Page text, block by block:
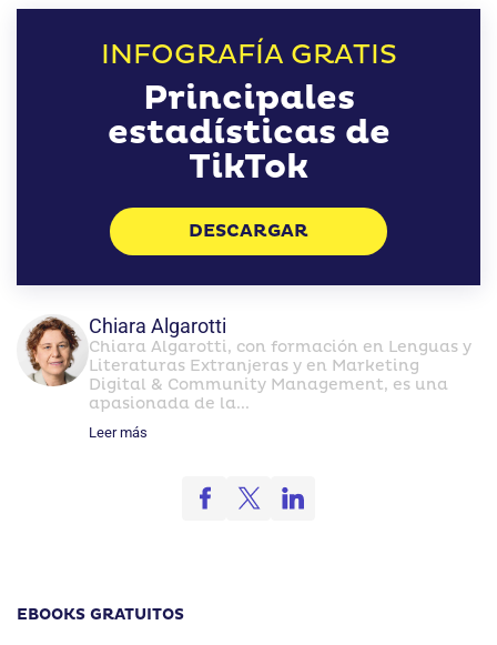
INFOGRAFÍA GRATIS
Principales
estadísticas de
TikTok
DESCARGAR
Chiara Algarotti
Chiara Algarotti, con formación en Lenguas y
Literaturas Extranjeras y en Marketing
Digital & Community Management, es una
apasionada de la...
Leer más
EBOOKS GRATUITOS